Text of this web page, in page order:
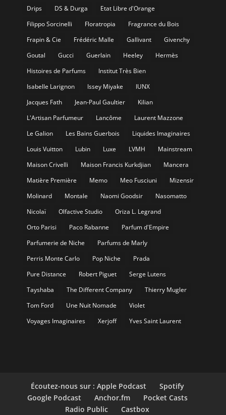
Drips
DS & Durga
Etat Libre d'Orange
Filippo Sorcinelli
Floratropia
Fragrance du Bois
Frapin & Cie
Frédéric Malle Gallivant
Givenchy
Goutal
Gucci Guerlain Heeley
Hermès
Histoires de Parfums
Institut Très Bien
Isabelle Larignon
Issey Miyake
IUNX
Jacques Fath
Jean-Paul Gaultier
Kilian
L'Artisan Parfumeur
Lancôme
Laurent Mazzone
Le Galion
Les Bains Guerbois
Liquides Imaginaires
Louis Vuitton
Lubin Luxe LVMH
Mainstream
Maison Crivelli
Maison Francis Kurkdjian
Mancera
Matière Première
Memo Meo Fusciuni
Mizensir
Molinard
Montale Naomi Goodsir
Nasomatto
Nicolaï
Olfactive Studio
Oriza L. Legrand
Orto Parisi
Paco Rabanne
Parfum d'Empire
Parfumerie de Niche
Parfums de Marly
Perris Monte Carlo
Pop Niche
Prada
Pure Distance
Robert Piguet
Serge Lutens
Tayshaba
The Different Company
Thierry Mugler
Tom Ford
Une Nuit Nomade
Violet
Voyages Imaginaires
Xerjoff Yves Saint Laurent
Écoutez-nous sur : Apple Podcast
Spotify
Google Podcast
Anchor.fm
Pocket Casts
Radio Public
Castbox